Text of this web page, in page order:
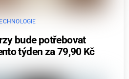
bude potřebovat
týden za 79,90 Kč